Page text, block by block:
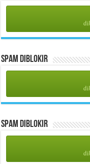
Spam Diblokir
Spam Diblokir